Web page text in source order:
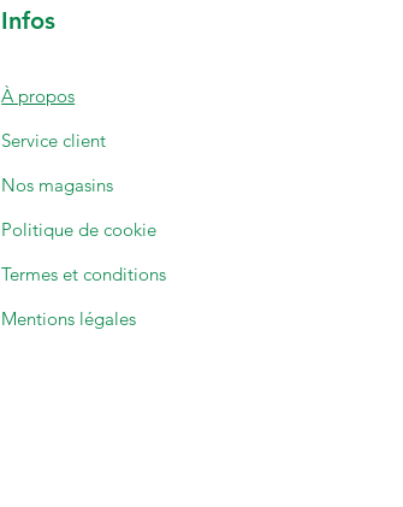
Infos
À propos
Service client
Nos magasins
Politique de cookie
Termes et conditions
Mentions légales